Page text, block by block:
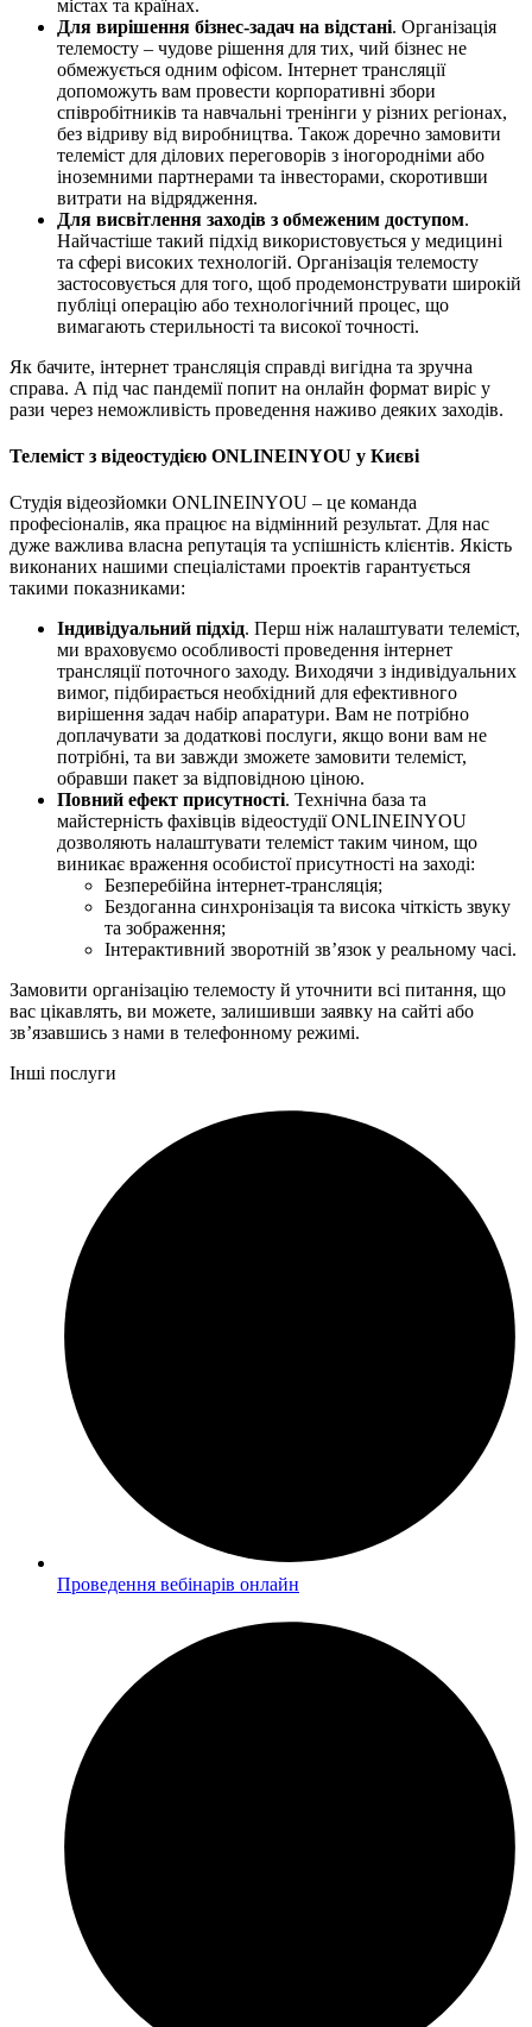
містах та країнах.
Для вирішення бізнес-задач на відстані. Організація
телемосту – чудове рішення для тих, чий бізнес не
обмежується одним офісом. Інтернет трансляції
допоможуть вам провести корпоративні збори
співробітників та навчальні тренінги у різних регіонах,
без відриву від виробництва. Також доречно замовити
телеміст для ділових переговорів з іногородніми або
іноземними партнерами та інвесторами, скоротивши
витрати на відрядження.
Для висвітлення заходів з обмеженим доступом.
Найчастіше такий підхід використовується у медицині
та сфері високих технологій. Організація телемосту
застосовується для того, щоб продемонструвати широкій
публіці операцію або технологічний процес, що
вимагають стерильності та високої точності.
Як бачите, інтернет трансляція справді вигідна та зручна
справа. А під час пандемії попит на онлайн формат виріс у
рази через неможливість проведення наживо деяких заходів.
Телеміст з відеостудією ONLINEINYOU у Києві
Студія відеозйомки ONLINEINYOU – це команда
професіоналів, яка працює на відмінний результат. Для нас
дуже важлива власна репутація та успішність клієнтів. Якість
виконаних нашими спеціалістами проектів гарантується
такими показниками:
Індивідуальний підхід. Перш ніж налаштувати телеміст,
ми враховуємо особливості проведення інтернет
трансляції поточного заходу. Виходячи з індивідуальних
вимог, підбирається необхідний для ефективного
вирішення задач набір апаратури. Вам не потрібно
доплачувати за додаткові послуги, якщо вони вам не
потрібні, та ви завжди зможете замовити телеміст,
обравши пакет за відповідною ціною.
Повний ефект присутності. Технічна база та
майстерність фахівців відеостудії ONLINEINYOU
дозволяють налаштувати телеміст таким чином, що
виникає враження особистої присутності на заході:
Безперебійна інтернет-трансляція;
Бездоганна синхронізація та висока чіткість звуку
та зображення;
Інтерактивний зворотній зв’язок у реальному часі.
Замовити організацію телемосту й уточнити всі питання, що
вас цікавлять, ви можете, залишивши заявку на сайті або
зв’язавшись з нами в телефонному режимі.
Інші послуги
Проведення вебінарів онлайн